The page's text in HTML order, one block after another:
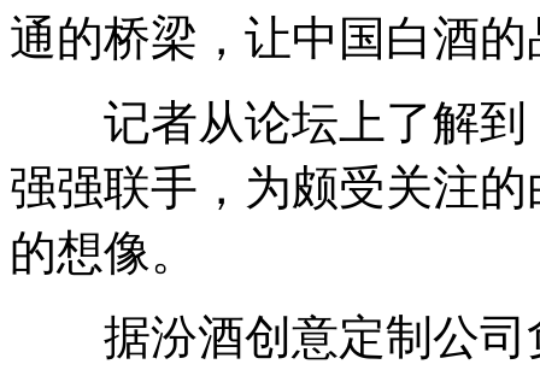
通的桥梁，让中国白酒
记者从论坛上了解到
强强联手，为颇受关注
的想像。
据汾酒创意定制公司